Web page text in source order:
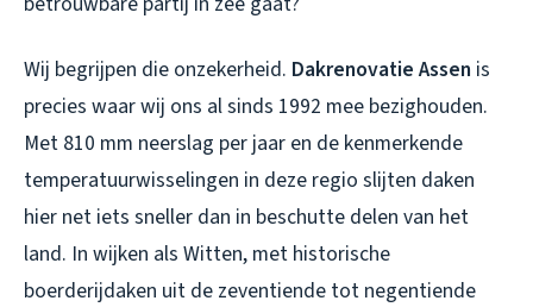
Wij begrijpen die onzekerheid. Dakrenovatie Assen is
precies waar wij ons al sinds 1992 mee bezighouden.
Met 810 mm neerslag per jaar en de kenmerkende
temperatuurwisselingen in deze regio slijten daken
hier net iets sneller dan in beschutte delen van het
land. In wijken als Witten, met historische
boerderijdaken uit de zeventiende tot negentiende